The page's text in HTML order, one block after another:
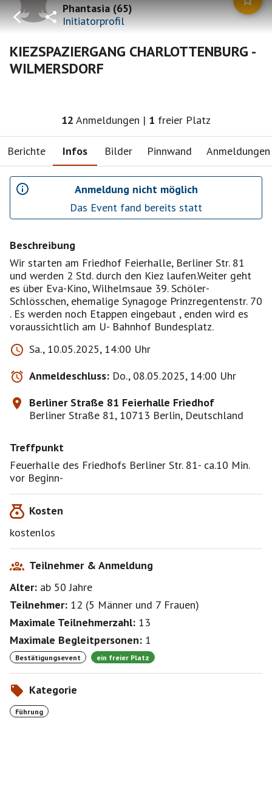
Phantasia(65)
Initiatorprofil
KIEZSPAZIERGANG CHARLOTTENBURG -
WILMERSDORF
12 Anmeldungen | 1 freier Platz
Berichte Infos Bilder Pinnwand Anmeldungen
Anmeldung nicht möglich
Das Event fand bereits statt
Beschreibung
Wir starten am Friedhof Feierhalle, Berliner Str. 81
und werden 2 Std. durch den Kiez laufen.Weiter geht
es über Eva-Kino, Wilhelmsaue 39. Schöler-
Schlösschen, ehemalige Synagoge Prinzregentenstr. 70
. Es werden noch Etappen eingebaut , enden wird es
voraussichtlich am U- Bahnhof Bundesplatz.
Sa., 10.05.2025, 14:00 Uhr
Anmeldeschluss: Do., 08.05.2025, 14:00 Uhr
Berliner Straße 81 Feierhalle Friedhof
Berliner Straße 81, 10713 Berlin, Deutschland
Treffpunkt
Feuerhalle des Friedhofs Berliner Str. 81- ca.10 Min.
vor Beginn-
Kosten
kostenlos
Teilnehmer & Anmeldung
Alter: ab 50Jahre
Teilnehmer: 12 (5 Männer und 7 Frauen)
Maximale Teilnehmerzahl: 13
Maximale Begleitpersonen: 1
Bestätigungsevent ein freier Platz
Kategorie
Führung